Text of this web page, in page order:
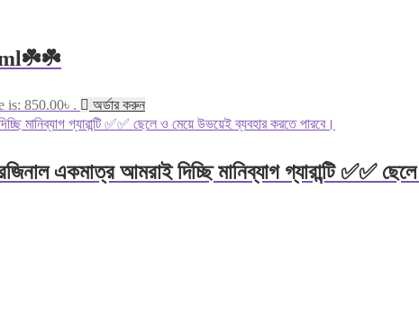
is: 850.00৳ . অর্ডার করুন
আমরাই দিচ্ছি মানিব্যাগ গ্যারান্টি ✅✅ ছেলে